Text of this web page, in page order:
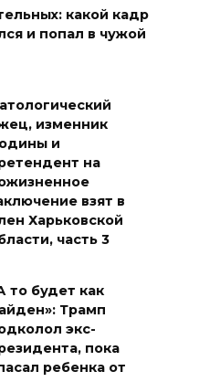
какой кадр
и попал в чужой
изменник
и
на
взят в
Харьковской
часть 3
то будет как
Трамп
экс-
пока
ребенка от